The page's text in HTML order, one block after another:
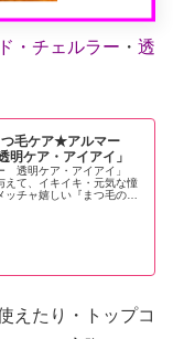
・チェルラー ・ 透
毛ケア★アルマー
明ケア・アイアイ」
透明ケア・アイアイ」
えて、イキイキ・元気な憧
チャ嬉しい『まつ毛のた
えたり・トップコ